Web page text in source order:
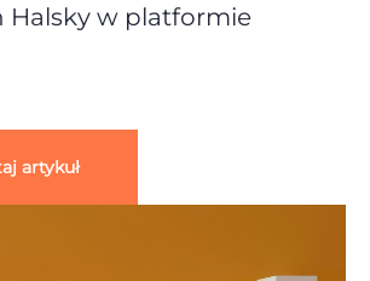
Halsky w platformie
artykuł